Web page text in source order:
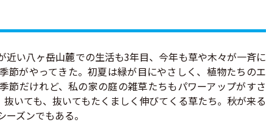
い八ヶ岳山麓での生活も3年目、今年も草や木々が一斉に
節がやってきた。初夏は緑が目にやさしく、植物たちのエ
節だけれど、私の家の庭の雑草たちもパワーアップがすさ
抜いても、抜いてもたくましく伸びてくる草たち。秋が来る
ズンでもある。